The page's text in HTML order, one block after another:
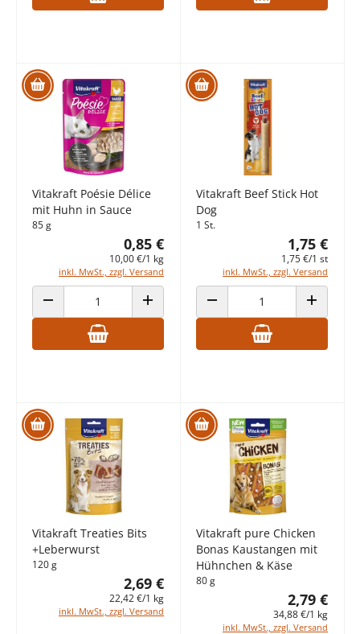
Vitakraft Poésie Délice
mit Huhn in Sauce
85 g
0,85 €
10,00 €/1 kg
inkl. MwSt., zzgl. Versand
ANZAHL VERRINGERN ANZAHL ERHÖHEN
Vitakraft Beef Stick Hot
Dog
1 St.
1,75 €
1,75 €/1 st
inkl. MwSt., zzgl. Versand
ANZAHL VERRINGERN ANZAHL
Vitakraft Treaties Bits
+Leberwurst
120 g
2,69 €
22,42 €/1 kg
inkl. MwSt., zzgl. Versand
Vitakraft pure Chicken
Bonas Kaustangen mit
Hühnchen & Käse
80 g
2,79 €
34,88 €/1 kg
inkl. MwSt., zzgl. Versand